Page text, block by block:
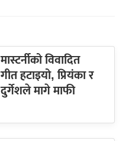
मास्टर्नीको विवादित
गीत हटाइयो, प्रियंका र
दुर्गेशले मागे माफी